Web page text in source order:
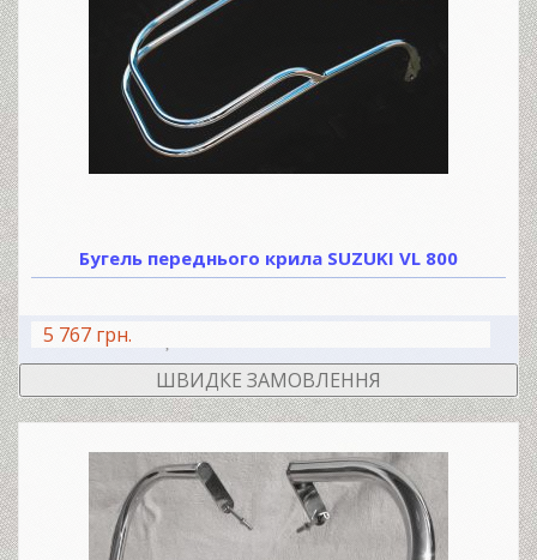
Бугель переднього крила SUZUKI VL 800
5 767 грн.
ШВИДКЕ ЗАМОВЛЕННЯ